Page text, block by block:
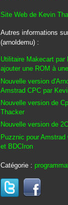
Site Web de Kevin
Autres informations
(arnoldemu) :
Utilitaire Makecart par
ajouter une ROM à
Nouvelle version
Amstrad CPC par
Nouvelle version de
Thacker
Nouvelle version de
Puzznic pour Amstrad
et BDCIron
Catégorie :